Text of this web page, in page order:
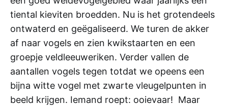
tiental kieviten broedden. Nu is het grotendeels
ontwaterd en geëgaliseerd. We turen de akker
af naar vogels en zien kwikstaarten en een
groepje veldleeuweriken. Verder vallen de
aantallen vogels tegen totdat we opeens een
bijna witte vogel met zwarte vleugelpunten in
beeld krijgen. Iemand roept: ooievaar! Maar